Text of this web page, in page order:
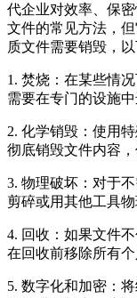
代企业对效率、保
文件的常见方法，
质文件需要销毁，
1. 焚烧：在某些情
需要在专门的设施
2. 化学销毁：使用
彻底销毁文件内容
3. 物理破坏：对于
剪碎或用其他工具物
4. 回收：如果文件
在回收前移除所有个
5. 数字化和加密：